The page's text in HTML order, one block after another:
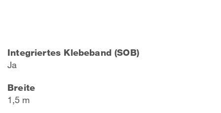
Integriertes Klebeband (SOB)
Ja
Breite
1,5 m